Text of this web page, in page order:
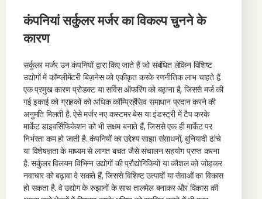
कंपनियां सर्कुलर मर्जर का विकल्प चुनने के
कारण
सर्कुलर मर्जर उन कंपनियों द्वारा किए जाते हैं जो संबंधित लेकिन विशिष्ट
उद्योगों में कॉम्प्लीमेंटरी बिज़नेस को एकीकृत करके रणनीतिक लाभ चाहते हैं.
एक प्रमुख कारण प्रोडक्ट या सर्विस ऑफरिंग को बढ़ाना है, जिससे मर्ज की
गई इकाई को ग्राहकों को अधिक कॉम्प्रिहेंसिव समाधान प्रदान करने की
अनुमति मिलती है. ऐसे मर्जर नए कस्टमर बेस या इंडस्ट्री में टैप करके
मार्केट डाइवर्सिफिकेशन को भी सक्षम बनाते हैं, जिससे एक ही मार्केट पर
निर्भरता कम हो जाती है. कंपनियों का उद्देश्य साझा संसाधनों, बुनियादी ढांचे
या विशेषज्ञता के माध्यम से लागत बचत जैसे संचालन सहयोग प्राप्त करना
है. सर्कुलर विलयन विभिन्न उद्योगों की प्रौद्योगिकियों या कौशल को जोड़कर
नवाचार को बढ़ावा दे सकते हैं, जिससे विशिष्ट उत्पादों या सेवाओं का विकास
हो सकता है. वे उद्योग के रुझानों के साथ तालमेल बनाकर और विकास की